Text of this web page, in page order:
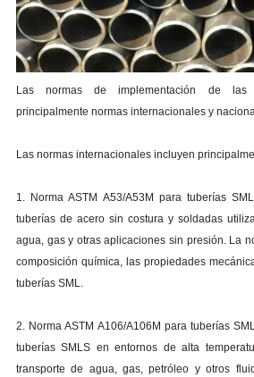
Las normas de implementación de las
principalmente normas internacionales y
Las normas internacionales incluyen
1. Norma ASTM A53/A53M para tuberías
tuberías de acero sin costura y soldadas
agua, gas y otras aplicaciones sin presión. La
composición química, las propiedades
tuberías SML.
2. Norma ASTM A106/A106M para tuberías
tuberías SMLS en entornos de alta
transporte de agua, gas, petróleo y otros